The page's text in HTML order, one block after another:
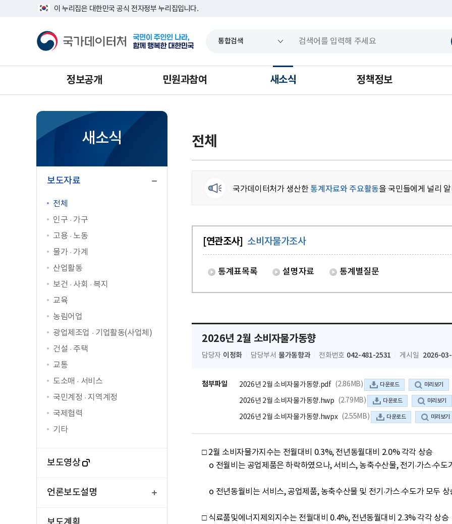
이 누리집은 대한민국 공식 전자정부 누리집입니다.
정보공개 민원과참여 새소식 정책정보
새소식
보도자료
전체
인구 · 가구
고용 · 노동
물가 · 가계
산업활동
보건 · 사회 · 복지
교육
농림어업
광업제조업 · 기업활동(사업체)
건설 · 주택
교통
도소매 · 서비스
국민계정 · 지역계정
국제협력
기타
보도영상
언론보도설명
전체
국가데이터처가 생산한 통계자료와 주요활동을 국민들에게 널리
[연관조사] 소비자물가조사
통계표목록 설명자료 통계별질문
2026년 2월 소비자물가동향
담당자 이정화 담당부서 물가동향과 전화번호 042-481-2531 게시일 2026-
첨부파일 2026년 2월 소비자물가동향.pdf (2.86MB) 다운로드 미리보기
2026년 2월 소비자물가동향.hwp (2.79MB) 다운로드 미리보기
2026년 2월 소비자물가동향.hwpx (2.55MB) 다운로드 미리보기
□ 2월 소비자물가지수는 전월대비 0.3%, 전년동월대비 2.0% 각각 상승
□ 식료품및에너지제외지수는 전월대비 0.4%, 전년동월대비 2.3% 각각 상승